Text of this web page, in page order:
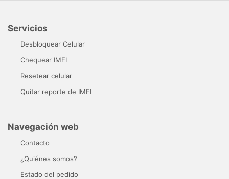
Servicios
Desbloquear Celular
Chequear IMEI
Resetear celular
Quitar reporte de IMEI
Navegación web
Contacto
¿Quiénes somos?
Estado del pedido